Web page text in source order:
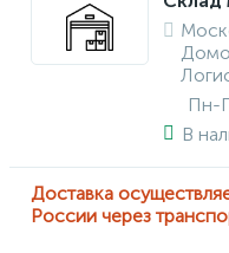
Пн-
В
Доставка
России через